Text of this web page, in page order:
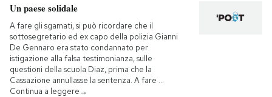
Un paese solidale
A fare gli sgamati, si può ricordare che il
sottosegretario ed ex capo della polizia Gianni
De Gennaro era stato condannato per
istigazione alla falsa testimonianza, sulle
questioni della scuola Diaz, prima che la
Cassazione annullasse la sentenza. A fare …
Continua a leggere→